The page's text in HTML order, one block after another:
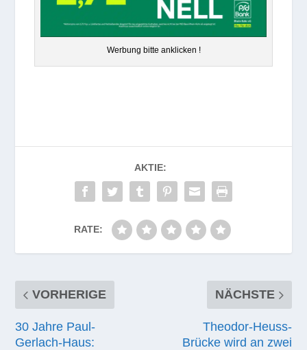
Wer­bung bitte anklicken !
AKTIE:
RATE:
VORHERIGE
30 Jahre Paul-
Gerlach-Haus:
NÄCHSTE
Theodor-Heuss-
Brücke wird an zwei